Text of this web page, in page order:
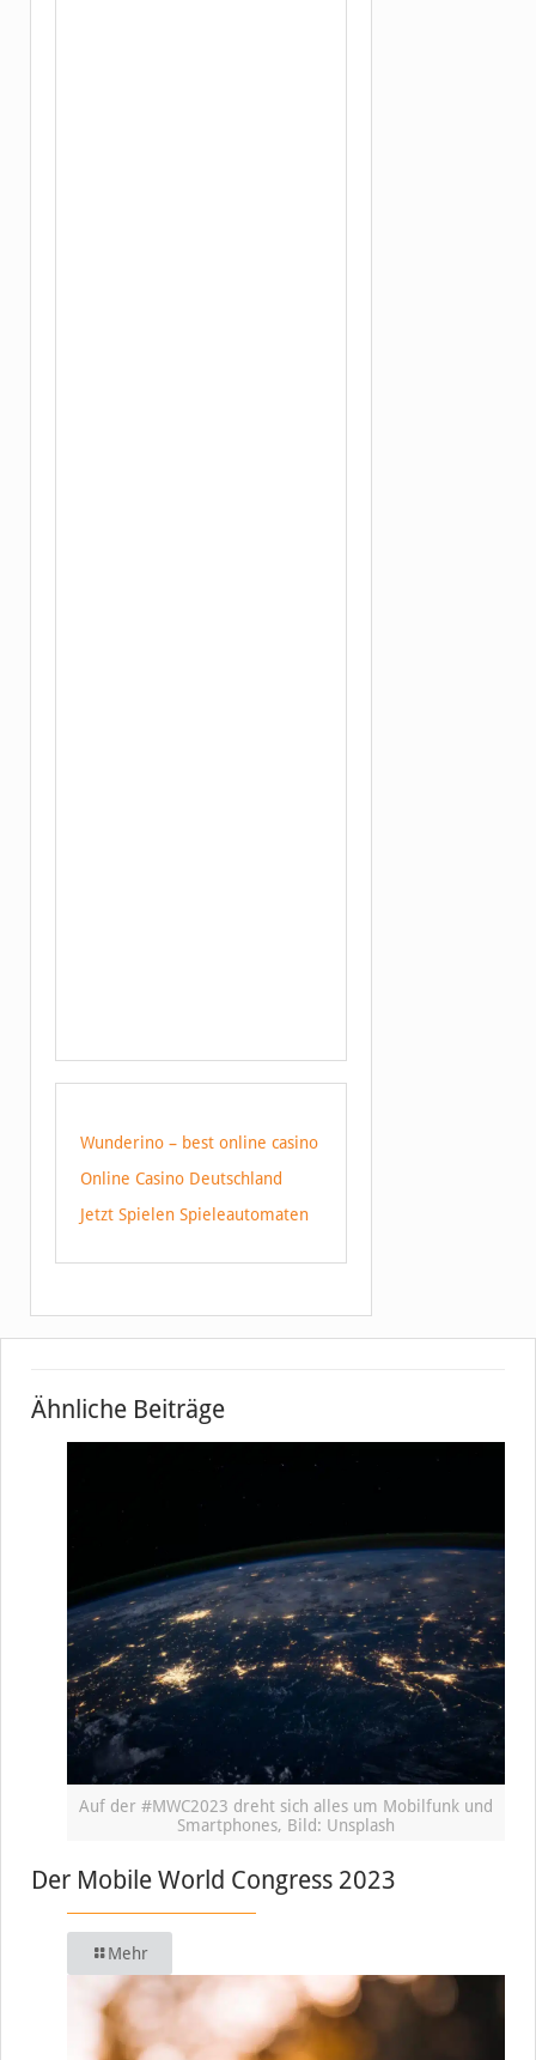
Wunderino – best online casino
Online Casino Deutschland
Jetzt Spielen Spieleautomaten
Ähnliche Beiträge
Auf der #MWC2023 dreht sich alles um Mobilfunk und
Smartphones, Bild: Unsplash
Der Mobile World Congress 2023
Mehr